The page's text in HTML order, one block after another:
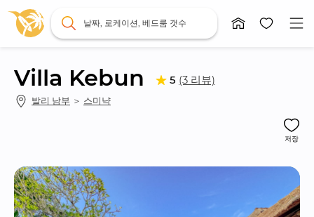
날짜, 로케이션, 베드룸 갯수
Villa Kebun 5 (3 리뷰)
발리 남부 ＞ 스미냑
저장